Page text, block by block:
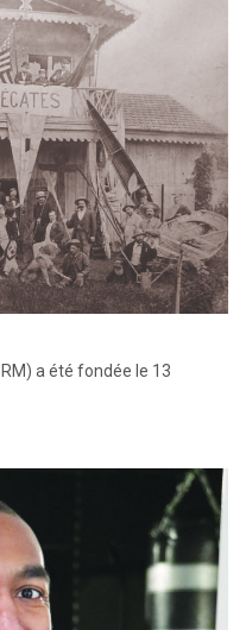
a été fondée le 13